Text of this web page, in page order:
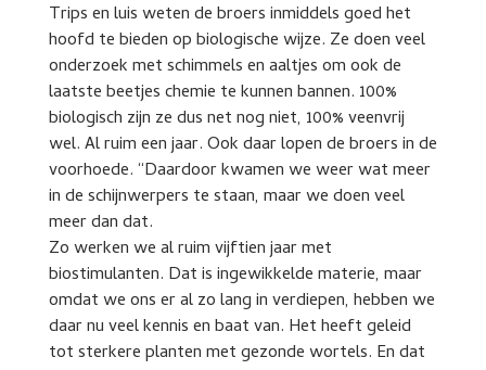
Trips en luis weten de broers inmiddels goed het
hoofd te bieden op biologische wijze. Ze doen veel
onderzoek met schimmels en aaltjes om ook de
laatste beetjes chemie te kunnen bannen. 100%
biologisch zijn ze dus net nog niet, 100% veenvrij
wel. Al ruim een jaar. Ook daar lopen de broers in de
voorhoede. “Daardoor kwamen we weer wat meer
in de schijnwerpers te staan, maar we doen veel
meer dan dat.
Zo werken we al ruim vijftien jaar met
biostimulanten. Dat is ingewikkelde materie, maar
omdat we ons er al zo lang in verdiepen, hebben we
daar nu veel kennis en baat van. Het heeft geleid
tot sterkere planten met gezonde wortels. En dat